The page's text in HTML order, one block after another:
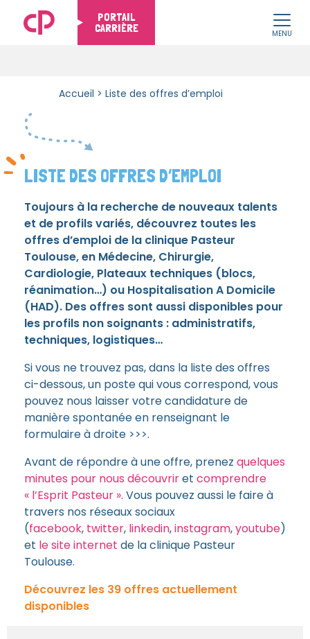
PORTAIL
CARRIÈRE
MENU
Accueil > Liste des offres d’emploi
LISTE DES OFFRES D’EMPLOI
Toujours à la recherche de nouveaux talents
et de profils variés, découvrez toutes les
offres d’emploi de la clinique Pasteur
Toulouse, en Médecine, Chirurgie,
Cardiologie, Plateaux techniques (blocs,
réanimation…) ou Hospitalisation A Domicile
(HAD). Des offres sont aussi disponibles pour
les profils non soignants : administratifs,
techniques, logistiques…
Si vous ne trouvez pas, dans la liste des offres
ci-dessous, un poste qui vous correspond, vous
pouvez nous laisser votre candidature de
manière spontanée en renseignant le
formulaire à droite >>>.
Avant de répondre à une offre, prenez quelques
minutes pour nous découvriret comprendre
« l’Esprit Pasteur ». Vous pouvez aussi le faire à
travers nos réseaux sociaux
(facebook, twitter, linkedin,instagram,youtube)
et le site internet de la clinique Pasteur
Toulouse.
Découvrez les 39 offres actuellement
disponibles